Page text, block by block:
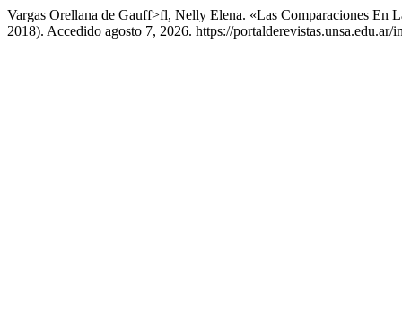
Vargas Orellana de Gauff>fl, Nelly Elena. «Las Comparaciones En
2018). Accedido agosto 7, 2026. https://